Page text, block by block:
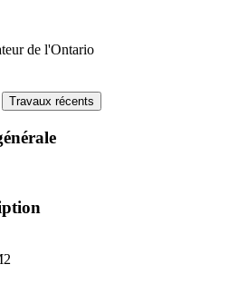
de l'Ontario
Travaux récents